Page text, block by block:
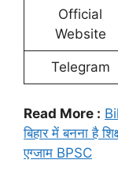
Official
Website
Telegram
Read More :
बिहार में बनना है
एग्जाम BPSC